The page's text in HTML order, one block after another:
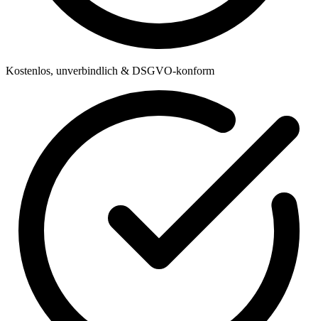
Kostenlos, unverbindlich & DSGVO-konform